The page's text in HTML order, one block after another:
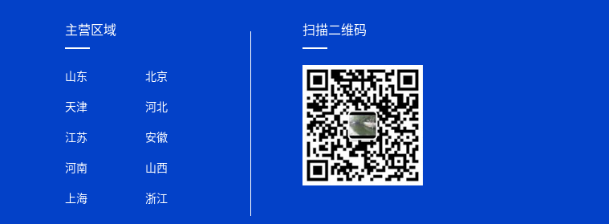
主营区域
山东 北京
天津 河北
江苏 安徽
河南 山西
上海 浙江
扫描二维码